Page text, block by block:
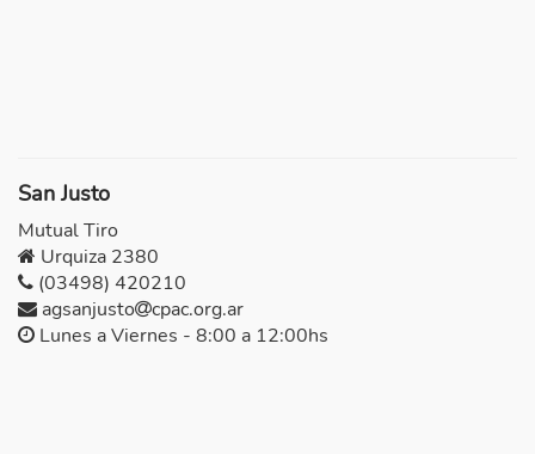
San Justo
Mutual Tiro
Urquiza 2380
(03498) 420210
agsanjusto
cpac.org.ar
Lunes a Viernes - 8:00 a 12:00hs